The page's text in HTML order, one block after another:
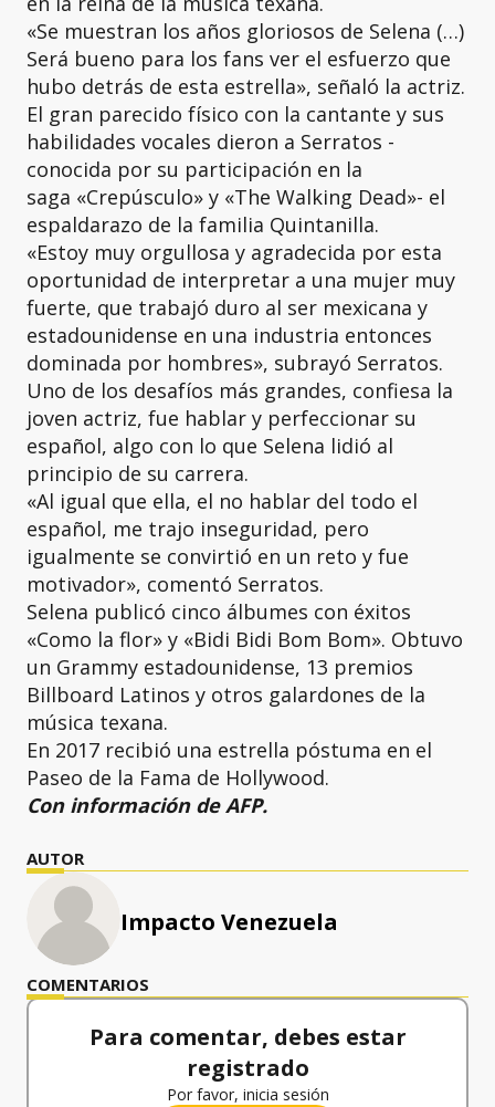
«Se muestran los años gloriosos de Selena (…)
Será bueno para los fans ver el esfuerzo que
hubo detrás de esta estrella», señaló la actriz.
El gran parecido físico con la cantante y sus
habilidades vocales dieron a Serratos -
conocida por su participación en la
saga «Crepúsculo» y «The Walking Dead»- el
espaldarazo de la familia Quintanilla.
«Estoy muy orgullosa y agradecida por esta
oportunidad de interpretar a una mujer muy
fuerte, que trabajó duro al ser mexicana y
estadounidense en una industria entonces
dominada por hombres», subrayó Serratos.
Uno de los desafíos más grandes, confiesa la
joven actriz, fue hablar y perfeccionar su
español, algo con lo que Selena lidió al
principio de su carrera.
«Al igual que ella, el no hablar del todo el
español, me trajo inseguridad, pero
igualmente se convirtió en un reto y fue
motivador», comentó Serratos.
Selena publicó cinco álbumes con éxitos
«Como la flor» y «Bidi Bidi Bom Bom». Obtuvo
un Grammy estadounidense, 13 premios
Billboard Latinos y otros galardones de la
música texana.
En 2017 recibió una estrella póstuma en el
Paseo de la Fama de Hollywood.
Con información de AFP.
AUTOR
Impacto Venezuela
COMENTARIOS
Para comentar, debes estar
registrado
Por favor, inicia sesión